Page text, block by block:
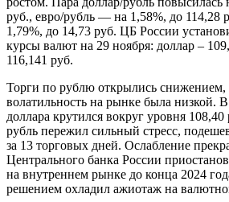
руб., евро/рубль — на 1,58%, до 114,28
1,79%, до 14,73 руб. ЦБ России
курсы валют на 29 ноября: доллар –
116,141 руб.
Торги по рублю открылись снижением,
волатильность на рынке была низкой.
доллара крутился вокруг уровня
рубль пережил сильный стресс,
за 13 торговых дней. Ослабление
Центрального банка России
на внутреннем рынке до конца 2024
решением охладил ажиотаж на